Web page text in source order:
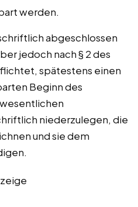
werden.
abgeschlossen
jedoch nach § 2 des
spätestens einen
Beginn des
niederzulegen, die
und sie dem